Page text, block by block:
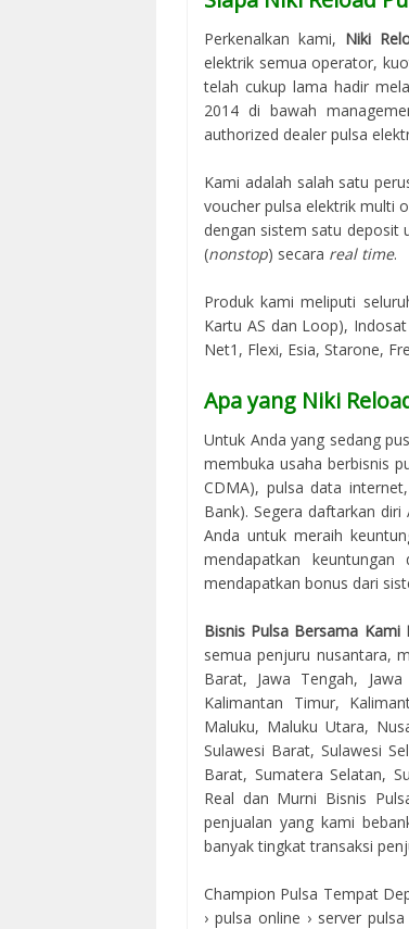
Perkenalkan kami, Niki
elektrik semua operator,
telah cukup lama hadir
2014 di bawah
authorized dealer pulsa
Kami adalah salah satu
voucher pulsa elektrik multi
dengan sistem satu deposit
(nonstop) secara real time.
Produk kami meliputi
Kartu AS dan Loop),
Net1, Flexi, Esia, Starone,
Apa yang Niki
Untuk Anda yang sedang
membuka usaha berbisnis
CDMA), pulsa data
Bank). Segera daftarkan
Anda untuk meraih
mendapatkan
mendapatkan bonus dari
Bisnis Pulsa Bersama
semua penjuru nusantara,
Barat, Jawa Tengah,
Kalimantan Timur,
Maluku, Maluku Utara,
Sulawesi Barat, Sulawesi
Barat, Sumatera Selatan,
Real dan Murni Bisnis
penjualan yang kami
banyak tingkat transaksi
Champion Pulsa Tempat
› pulsa online › server